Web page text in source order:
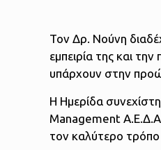
Τον Δρ. Νούνη
εμπειρία της και
υπάρχουν στην
Η Ημερίδα
Management
τον καλύτερο τρόπο